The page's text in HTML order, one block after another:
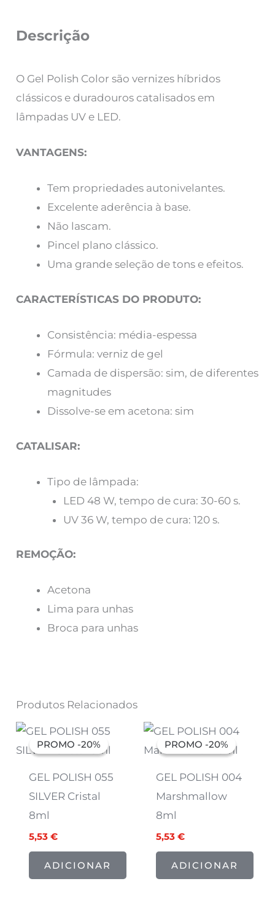
Descrição
O Gel Polish Color são vernizes híbridos
clássicos e duradouros catalisados em
lâmpadas UV e LED.
VANTAGENS:
Tem propriedades autonivelantes.
Excelente aderência à base.
Não lascam.
Pincel plano clássico.
Uma grande seleção de tons e efeitos.
CARACTERÍSTICAS DO PRODUTO:
Consistência: média-espessa
Fórmula: verniz de gel
Camada de dispersão: sim, de diferentes
magnitudes
Dissolve-se em acetona: sim
CATALISAR:
Tipo de lâmpada:
LED 48 W, tempo de cura: 30-60 s.
UV 36 W, tempo de cura: 120 s.
REMOÇÃO:
Acetona
Lima para unhas
Broca para unhas
Produtos Relacionados
PROMO -20%
PROMO -20%
GEL POLISH 055
SILVER Cristal
8ml
O
preço
original
6,91 €.
5,53 €
O
preço
atual
5,53 €.
ADICIONAR
PROMO -20%
PROMO -20%
GEL POLISH 004
Marshmallow
8ml
O
preço
original
6,91 €.
5,53€
O
preço
atual
5,53 €.
ADICIONAR